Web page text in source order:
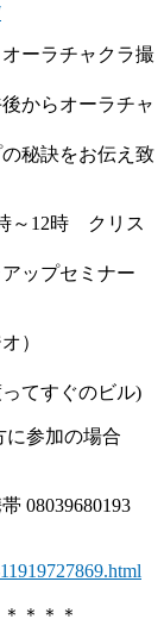
ーラチャクラ撮
からオーラチャ
秘訣をお伝え致
～12時 クリス
ップセミナー
）
てすぐのビル)
参加の場合
08039680193
＊＊＊